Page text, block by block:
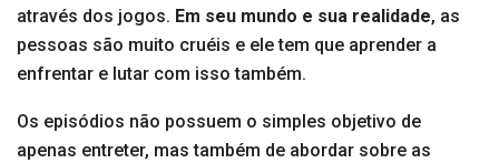
através dos jogos. Em seu mundo e sua realidade, as
pessoas são muito cruéis e ele tem que aprender a
enfrentar e lutar com isso também.
Os episódios não possuem o simples objetivo de
apenas entreter, mas também de abordar sobre as